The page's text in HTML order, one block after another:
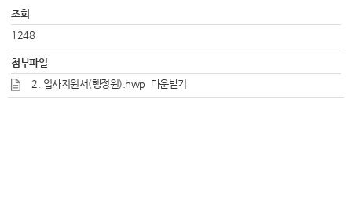
조회
1248
첨부파일
2. 입사지원서(행정원).hwp 다운받기